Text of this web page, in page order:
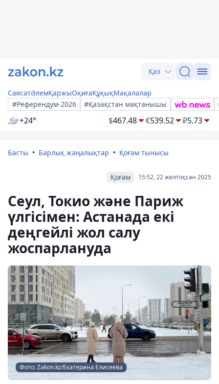
Қаз
СаясатӘлемҚаржыОқиғаҚұқықМақалалар
#Референдум-2026
#Қазақстан мақтанышы
+24° $467.48 €539.52 ₽5.73
Басты Барлық жаңалықтар Қоғам тынысы
15:52, 22 желтоқсан 2025
Қоғам
Сеул, Токио және Париж
үлгісімен: Астанада екі
деңгейлі жол салу
жоспарлануда
Фото: Zakon.kz/Екатерина Елисеева